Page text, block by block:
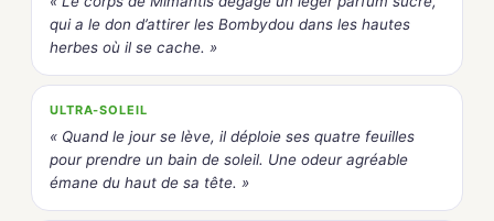
qui a le don d’attirer les Bombydou dans les hautes
herbes où il se cache. »
ULTRA-SOLEIL
« Quand le jour se lève, il déploie ses quatre feuilles
pour prendre un bain de soleil. Une odeur agréable
émane du haut de sa tête. »